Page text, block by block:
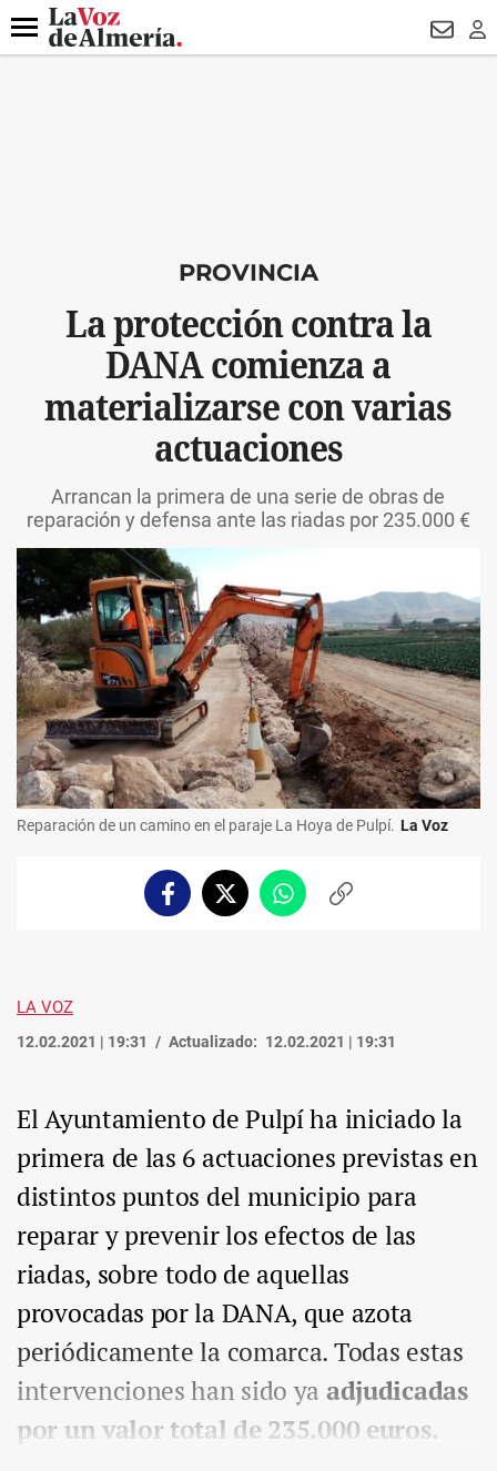
DESTACADO TURISMO
Menú
PROVINCIA
La protección contra la
DANA comienza a
materializarse con varias
actuaciones
Arrancan la primera de una serie de obras de
reparación y defensa ante las riadas por 235.000 €
Reparación de un camino en el paraje La Hoya de Pulpí. La Voz
FacebookTwitterWhatsappCopiar
LA VOZ
12.02.2021 | 19:31 Actualizado: 12.02.2021 | 19:31
El Ayuntamiento de Pulpí ha iniciado la
primera de las 6 actuaciones previstas en
distintos puntos del municipio para
reparar y prevenir los efectos de las
riadas, sobre todo de aquellas
provocadas por la DANA, que azota
periódicamente la comarca. Todas estas
intervenciones han sido ya adjudicadas
por un valor total de 235.000 euros.